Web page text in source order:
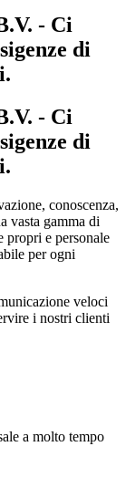
- Ci
di
- Ci
di
conoscenza,
vasta gamma di
propri e personale
per ogni
veloci
i nostri clienti
a molto tempo